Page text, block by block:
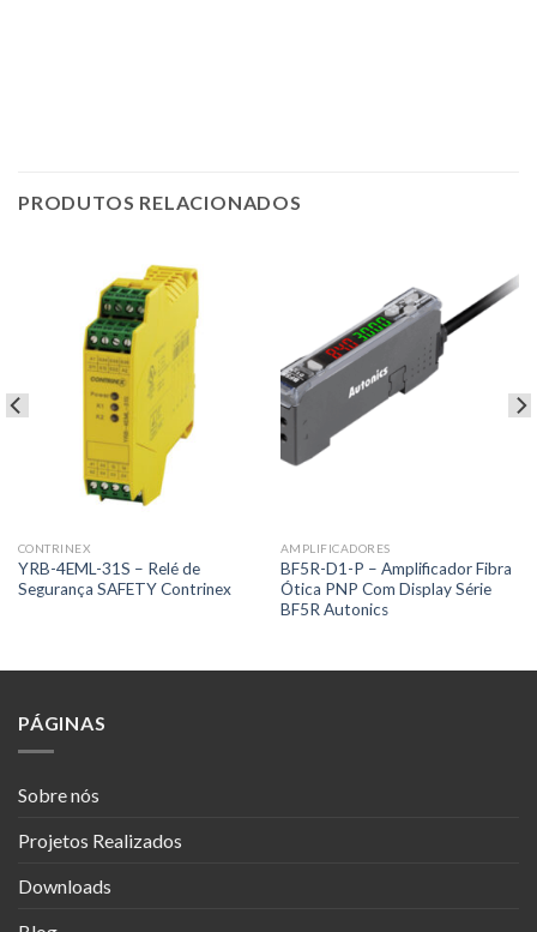
PRODUTOS RELACIONADOS
CONTRINEX
YRB-4EML-31S – Relé de
Segurança SAFETY Contrinex
AMPLIFICADORES
BF5R-D1-P – Amplificador Fibra
Ótica PNP Com Display Série
BF5R Autonics
PÁGINAS
Sobre nós
Projetos Realizados
Downloads